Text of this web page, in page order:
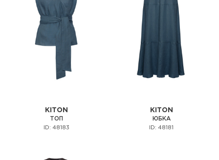
KITON
ТОП
ID: 48183
KITON
ЮБКА
ID: 48181